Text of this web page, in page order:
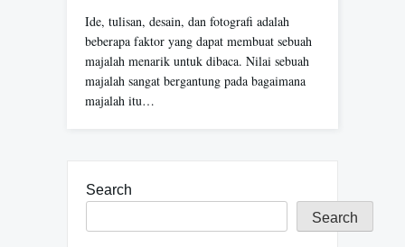
Ide, tulisan, desain, dan fotografi adalah
beberapa faktor yang dapat membuat sebuah
majalah menarik untuk dibaca. Nilai sebuah
majalah sangat bergantung pada bagaimana
majalah itu…
Search
Search